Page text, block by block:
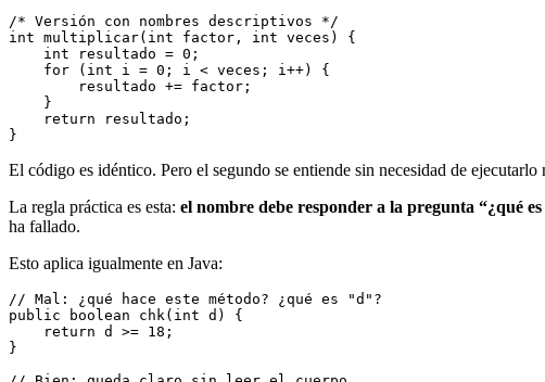
/* Versión con nombres descriptivos */
int multiplicar(int factor, int veces) {
int resultado = 0;
for (int i = 0; i < veces; i++) {
resultado += factor;
}
return resultado;
}
El código es idéntico. Pero el segundo se entiende sin necesidad de ejecutarlo
La regla práctica es esta: el nombre debe responder a la pregunta “¿qué
ha fallado.
Esto aplica igualmente en Java:
// Mal: ¿qué hace este método? ¿qué es "d"?
public boolean chk(int d) {
return d >= 18;
}